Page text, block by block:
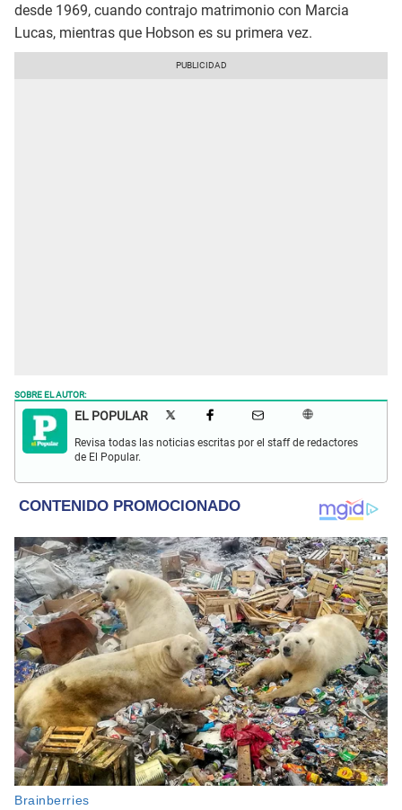
desde 1969, cuando contrajo matrimonio con Marcia
Lucas, mientras que Hobson es su primera vez.
SOBRE EL AUTOR:
EL POPULAR
Revisa todas las noticias escritas por el staff de redactores
de El Popular.